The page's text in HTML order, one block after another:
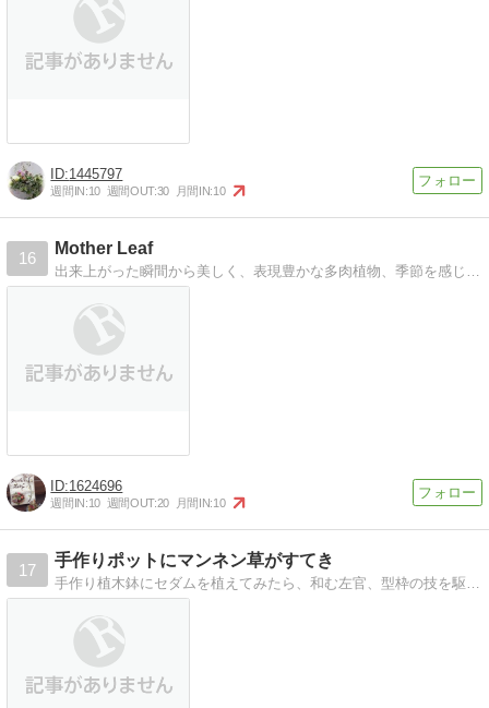
1445797
週間IN:10 週間OUT:30 月間IN:10
16
Mother Leaf
出来上がった瞬間から美しく、表現豊かな多肉植物、季節を感じる花々を多彩な器で寄せ植えして お届けしています
1624696
週間IN:10 週間OUT:20 月間IN:10
17
手作りポットにマンネン草がすてき
手作り植木鉢にセダムを植えてみたら、和む左官、型枠の技を駆使して植木鉢を手作りしました。セダムを植えてみたら、、、和む